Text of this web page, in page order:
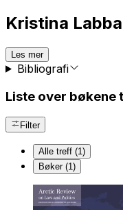
Kristina Labba
Les mer
Bibliografi
Liste over bøkene
Filter
Alle treff (1)
Bøker (1)